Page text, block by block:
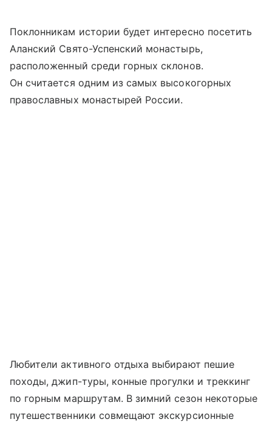
Поклонникам истории будет интересно посетить
Аланский Свято-Успенский монастырь,
расположенный среди горных склонов.
Он считается одним из самых высокогорных
православных монастырей России.
Любители активного отдыха выбирают пешие
походы, джип-туры, конные прогулки и треккинг
по горным маршрутам. В зимний сезон некоторые
путешественники совмещают экскурсионные